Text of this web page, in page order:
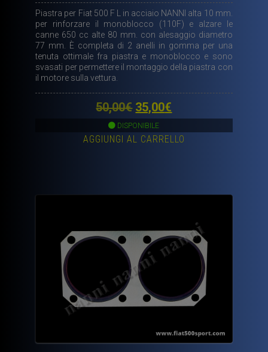
Piastra per Fiat 500 F L in acciaio NANNI alta 10 mm.
per rinforzare il monoblocco (110F) e alzare le
canne 650 cc alte 80 mm. con alesaggio diametro
77 mm. È completa di 2 anelli in gomma per una
tenuta ottimale fra piastra e monoblocco e sono
svasati per permettere il montaggio della piastra con
il motore sulla vettura.
50,00€ Il
prezzo
originale
35,00€
attuale
DISPONIBILE
AGGIUNGI AL CARRELLO